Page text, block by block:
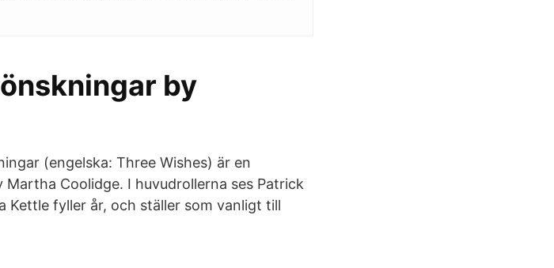
by
(engelska: Three Wishes) är en
Coolidge. I huvudrollerna ses Patrick
Kettle fyller år, och ställer som vanligt till